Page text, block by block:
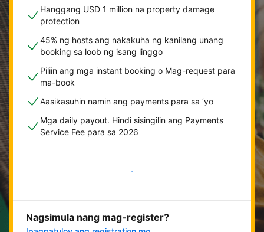
Hanggang USD 1 million na property damage
protection
45% ng hosts ang nakakuha ng kanilang unang
booking sa loob ng isang linggo
Piliin ang mga instant booking o Mag-request para
ma-book
Aasikasuhin namin ang payments para sa ‘yo
Mga daily payout. Hindi sisingilin ang Payments
Service Fee para sa 2026
Magsimula na
Nagsimula nang mag-register?